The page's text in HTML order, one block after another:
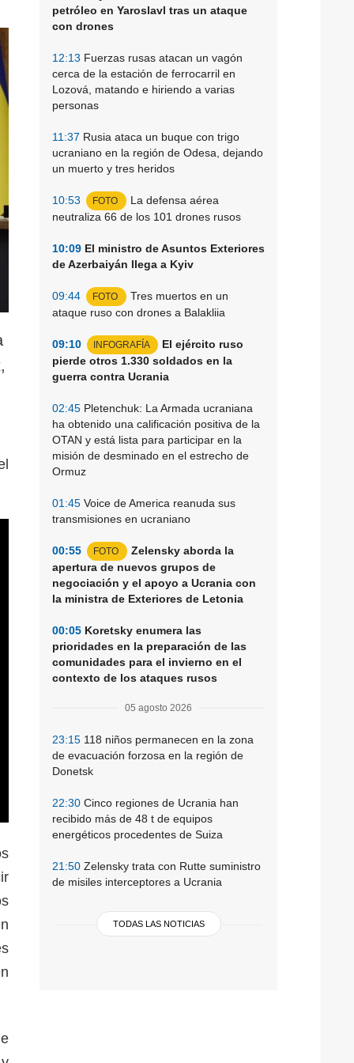
petróleo en Yaroslavl tras un ataque
con drones
12:13 Fuerzas rusas atacan un vagón
cerca de la estación de ferrocarril en
Lozová, matando e hiriendo a varias
personas
11:37 Rusia ataca un buque con trigo
ucraniano en la región de Odesa, dejando
un muerto y tres heridos
10:53 FOTO
La defensa aérea
neutraliza 66 de los 101 drones rusos
10:09 El ministro de Asuntos Exteriores
de Azerbaiyán llega a Kyiv
09:44 FOTO
Tres muertos en un
ataque ruso con drones a Balakliia
09:10 INFOGRAFÍA
El ejército ruso
pierde otros 1.330 soldados en la
guerra contra Ucrania
02:45 Pletenchuk: La Armada ucraniana
ha obtenido una calificación positiva de la
OTAN y está lista para participar en la
misión de desminado en el estrecho de
Ormuz
01:45 Voice de America reanuda sus
transmisiones en ucraniano
00:55 FOTO
Zelensky aborda la
apertura de nuevos grupos de
negociación y el apoyo a Ucrania con
la ministra de Exteriores de Letonia
00:05 Koretsky enumera las
prioridades en la preparación de las
comunidades para el invierno en el
contexto de los ataques rusos
05 agosto 2026
23:15 118 niños permanecen en la zona
de evacuación forzosa en la región de
Donetsk
22:30 Cinco regiones de Ucrania han
recibido más de 48 t de equipos
energéticos procedentes de Suiza
21:50 Zelensky trata con Rutte suministro
de misiles interceptores a Ucrania
TODAS LAS NOTICIAS